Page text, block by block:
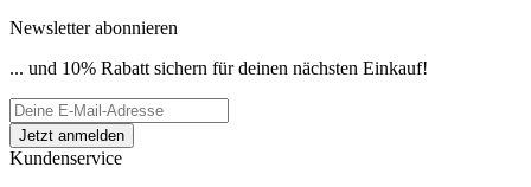
Newsletter abonnieren
... und 10% Rabatt sichern für deinen nächsten Einkauf!
Kundenservice